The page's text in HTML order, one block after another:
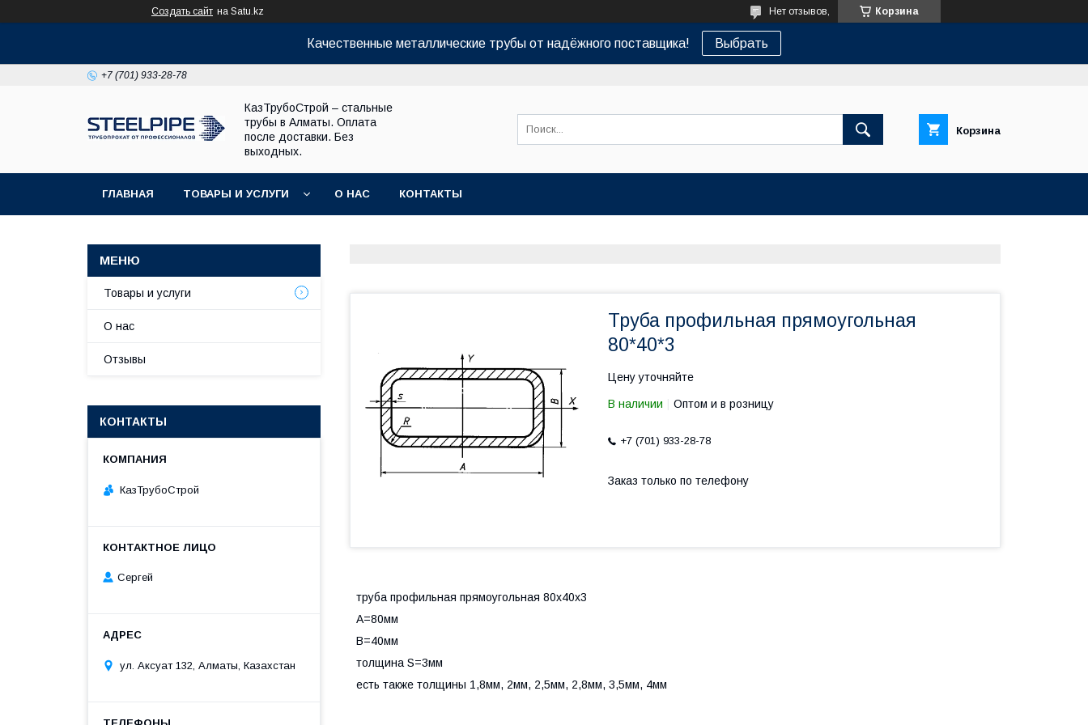
Создать сайт на Satu.kz Корзина
Нет отзывов,
Качественные металлические трубы от надёжного поставщика! Выбрать
+7 (701) 933-28-78
КазТрубоСтрой – стальные
трубы в Алматы. Оплата
после доставки. Без
выходных.
Корзина
ГЛАВНАЯ ТОВАРЫ И УСЛУГИ О НАС КОНТАКТЫ
Труба профильная прямоугольная
80*40*3
Цену уточняйте
В наличии Оптом и в розницу
+7 (701) 933-28-78
Заказ только по телефону
труба профильная прямоугольная 80х40х3
А=80мм
B=40мм
толщина S=3мм
есть также толщины 1,8мм, 2мм, 2,5мм, 2,8мм, 3,5мм, 4мм
Товары и услуги
О нас
Отзывы
КОНТАКТЫ
КазТрубоСтрой
Сергей
ул. Аксуат 132, Алматы, Казахстан